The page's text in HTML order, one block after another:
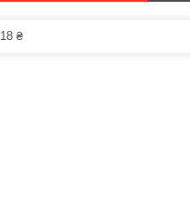
18 ₴